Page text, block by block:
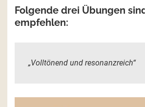
Folgende drei Übungen
empfehlen:
„Volltönend und resonanzreich“